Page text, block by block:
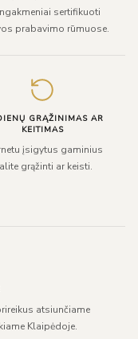
sertifikuoti
prabavimo rūmuose.
GRĄŽINIMAS AR
KEITIMAS
įsigytus gaminius
grąžinti ar keisti.
atsiunčiame
Klaipėdoje.